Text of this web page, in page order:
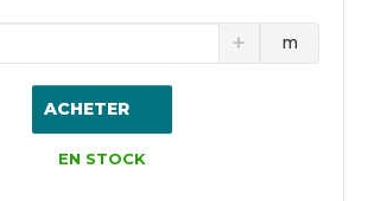
m
ACHETER
EN STOCK